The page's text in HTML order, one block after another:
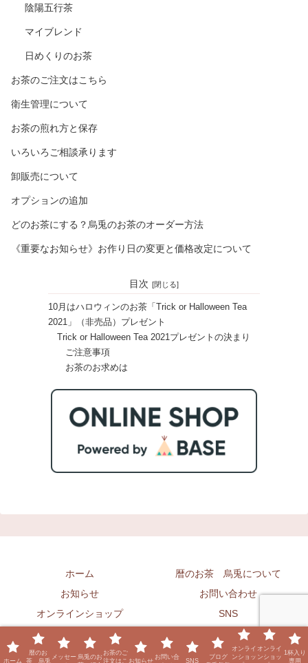
陰陽五行茶
マイブレンド
日めくりのお茶
お茶のご注文はこちら
衛生管理について
お茶の煎れ方と保存
いろいろご相談承ります
卸販売について
オプションの追加
どのお茶にする？烏兎のお茶のオーダー方法
《重要なお知らせ》お作り日の変更と価格改定について
目次
10月はハロウィンのお茶「Trick or Halloween Tea
2021」（非売品）プレゼント
Trick or Halloween Tea 2021プレゼントの決まり
ご注意事項
お茶のお求めは
ホーム
暦のお茶 烏兎について
お知らせ
お問い合わせ
オンラインショップ
SNS
Copyright © 2020 暦のお茶 烏兎 All Rights Reserved.
ホーム
暦のお
茶 烏兎
メッセー 烏兎のお
お茶のご
注文はこ お知らせ
お問い合
SNS
ブログ
オンライ
ンショッ
オンライ
ンショッ
1杯入り
専用